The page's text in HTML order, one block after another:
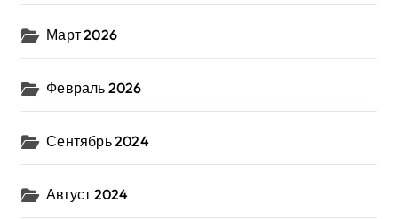
Март 2026
Февраль 2026
Сентябрь 2024
Август 2024